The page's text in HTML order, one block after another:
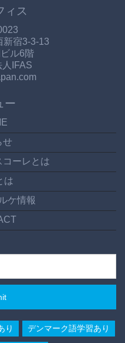
ィス
新宿3-3-13
ル6階
IFAS
ー
せ
コーレとは
は
ケ情報
り デンマーク語学習あり